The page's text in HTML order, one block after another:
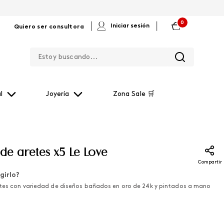
Quiero ser consultora Iniciar sesión
0
Joyería Zona Sale 🛒
aretes x5 Le Love
Compartir
con variedad de diseños bañados en oro de 24k y pintados a mano